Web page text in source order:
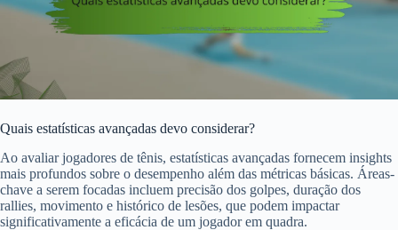
Quais estatísticas avançadas devo considerar?
Ao avaliar jogadores de tênis, estatísticas avançadas fornecem insights
mais profundos sobre o desempenho além das métricas básicas. Áreas-
chave a serem focadas incluem precisão dos golpes, duração dos
rallies, movimento e histórico de lesões, que podem impactar
significativamente a eficácia de um jogador em quadra.